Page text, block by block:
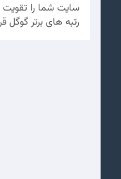
سایت شما را
رتبه های برتر گوگل